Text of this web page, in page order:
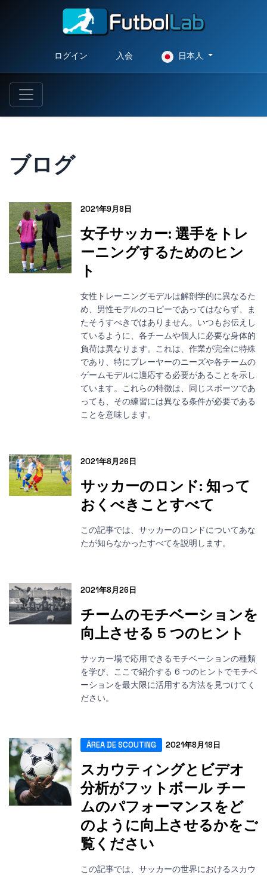
ログイン 入会 日本人
ブログ
2021年9月8日
女子サッカー: 選手をトレ
ーニングするためのヒン
ト
女性トレーニングモデルは解剖学的に異なるた
め、男性モデルのコピーであってはならず、ま
たそうすべきではありません。いつもお伝えし
ているように、各チームや個人に必要な身体的
負荷は異なります。これは、作業が完全に特殊
であり、特にプレーヤーのニーズや各チームの
ゲームモデルに適応する必要があることを示し
ています。これらの特徴は、同じスポーツであ
っても、その練習には異なる条件が必要である
ことを意味します。
2021年8月26日
サッカーのロンド: 知って
おくべきことすべて
この記事では、サッカーのロンドについてあな
たが知らなかったすべてを説明します。
2021年8月26日
チームのモチベーションを
向上させる 5 つのヒント
サッカー場で応用できるモチベーションの種類
を学び、ここで紹介する 6 つのヒントでモチベ
ーションを最大限に活用する方法を見つけてく
ださい。
ÁREA DE SCOUTING 2021年8月18日
スカウティングとビデオ
分析がフットボール チー
ムのパフォーマンスをど
のように向上させるかをご
覧ください
この記事では、サッカーの世界におけるスカウ